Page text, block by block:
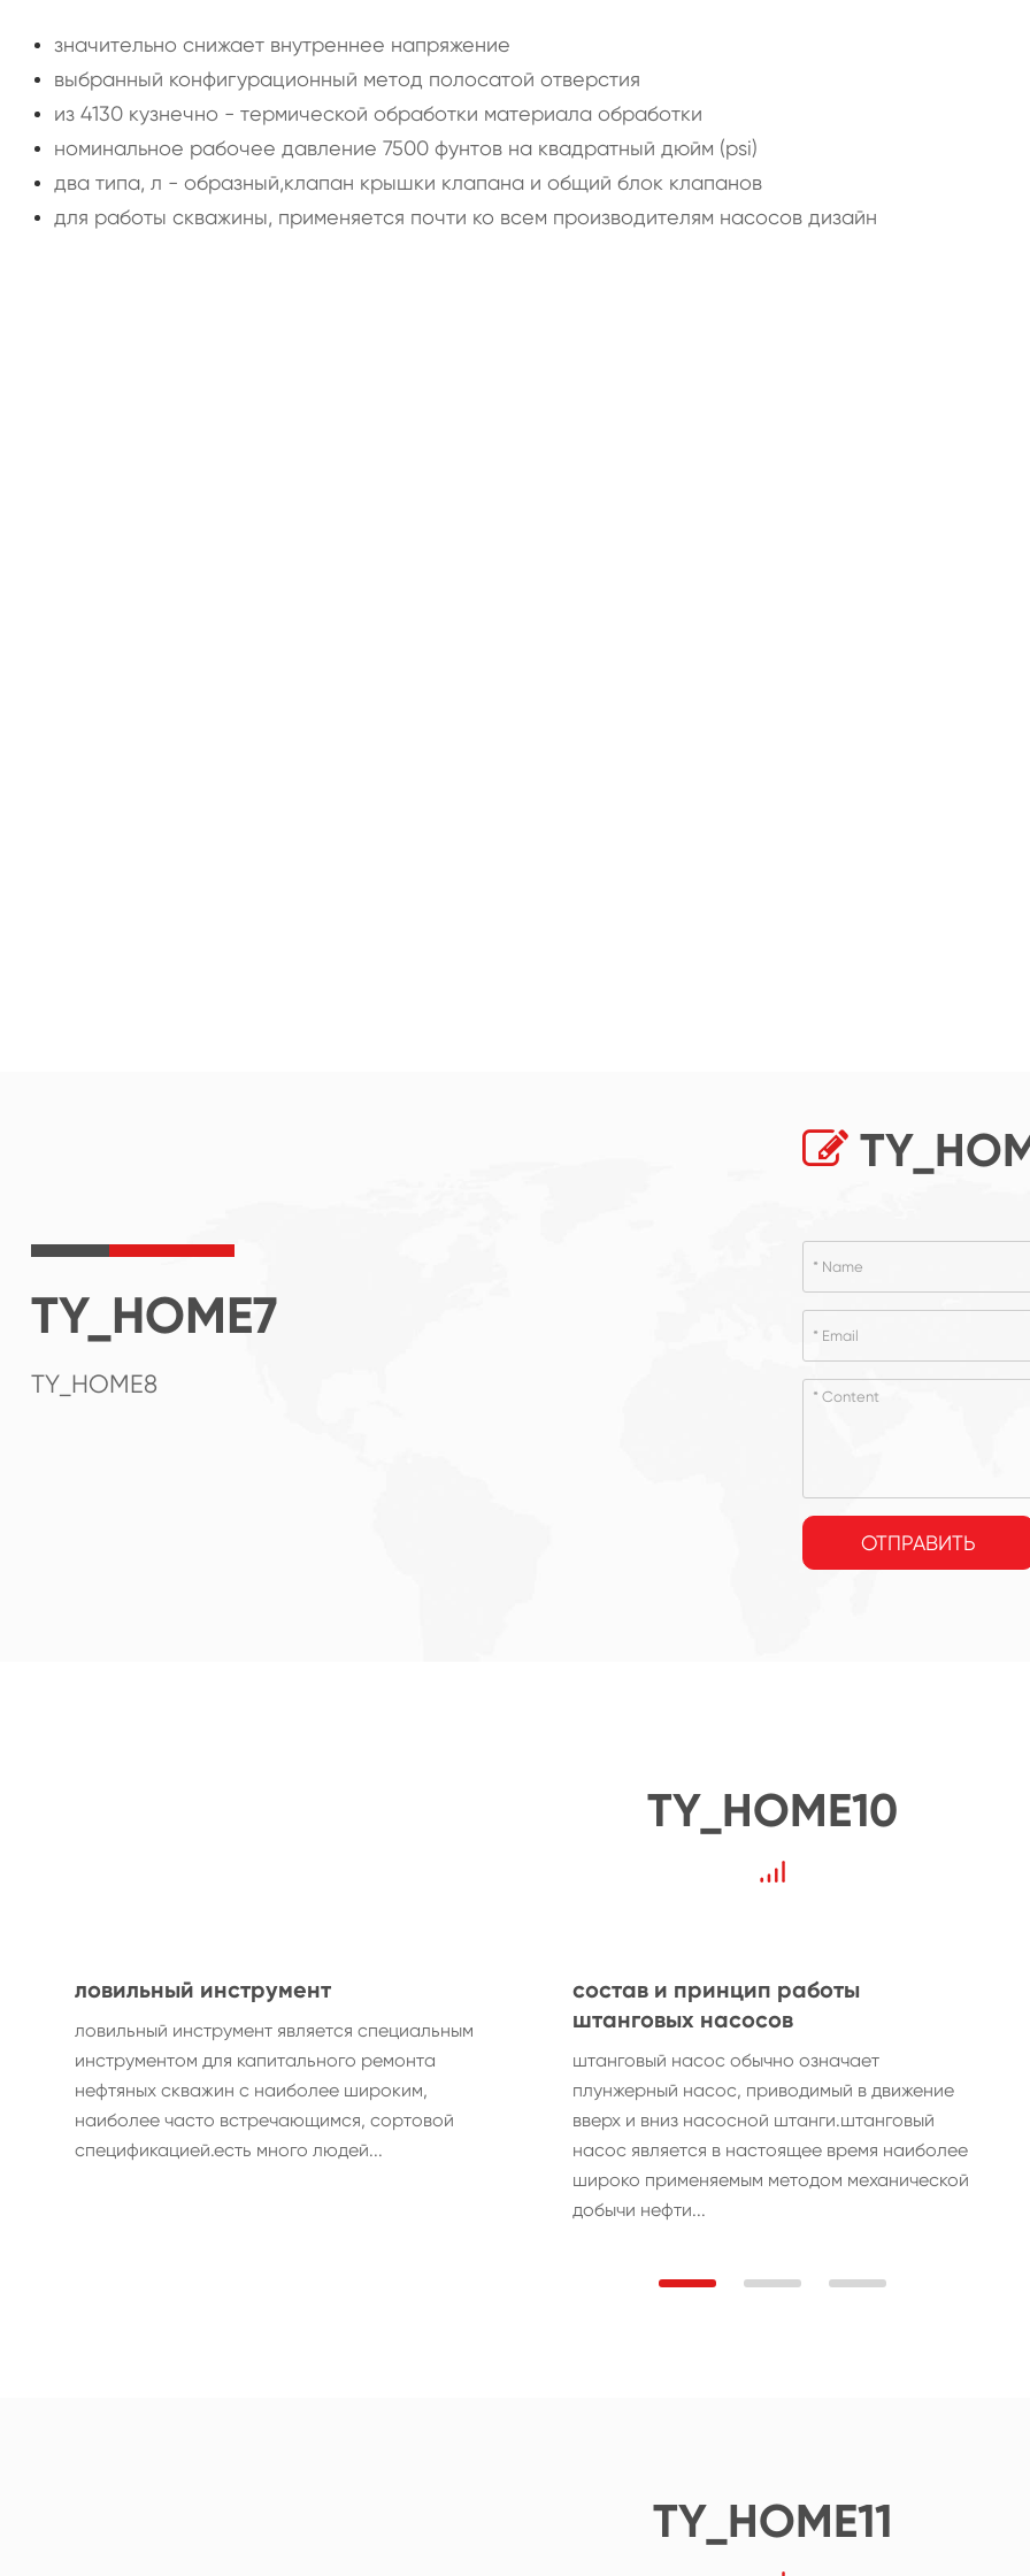
значительно снижает внутреннее напряжение
выбранный конфигурационный метод полосатой отверстия
из 4130 кузнечно - термической обработки материала обработки
номинальное рабочее давление 7500 фунтов на квадратный дюйм (psi)
два типа, л - образный,клапан крышки клапана и общий блок клапанов
для работы скважины, применяется почти ко всем производителям насосов дизайн
TY_HOME7
TY_HOME8
ОТПРАВИТЬ
TY_HOME10
ловильный инструмент
ловильный инструмент является специальным
инструментом для капитального ремонта
нефтяных скважин с наиболее широким,
наиболее часто встречающимся, сортовой
спецификацией.есть много людей...
состав и принцип работы
штанговых насосов
штанговый насос обычно означает
плунжерный насос, приводимый в движение
вверх и вниз насосной штанги.штанговый
насос является в настоящее время наиболее
широко применяемым методом механической
добычи нефти...
TY_HOME11